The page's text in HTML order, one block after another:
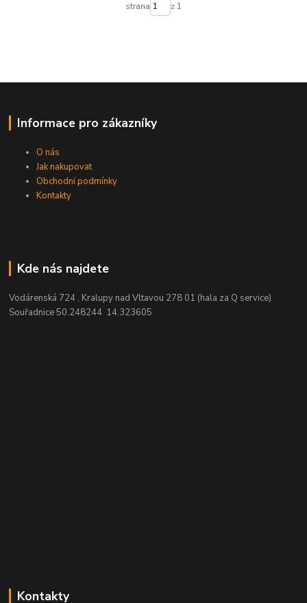
strana z 1
Informace pro zákazníky
O nás
Jak nakupovat
Obchodní podmínky
Kontakty
Kde nás najdete
Vodárenská 724 , Kralupy nad Vltavou 278 01 (hala za Q service)
Souřadnice 50.248244 14.323605
Kontakty